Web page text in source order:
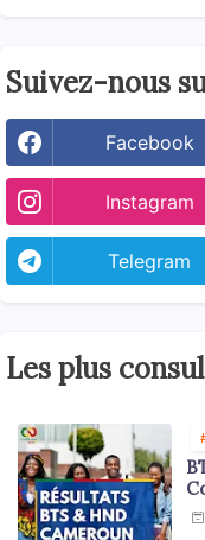
Suivez-nous
Facebook
Instagram
Telegram
Les plus